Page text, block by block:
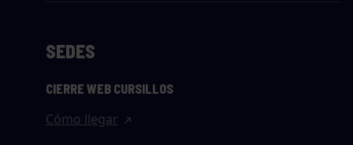
SEDES
CIERRE WEB CURSILLOS
Cómo llegar